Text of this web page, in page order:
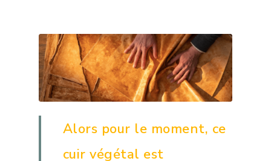
Alors pour le moment, ce
cuir végétal est
Stores